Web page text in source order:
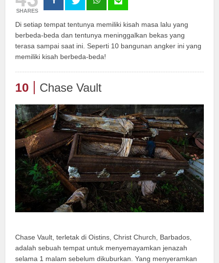
SHARES
Di setiap tempat tentunya memiliki kisah masa lalu yang
berbeda-beda dan tentunya meninggalkan bekas yang
terasa sampai saat ini. Seperti 10 bangunan angker ini yang
memiliki kisah berbeda-beda!
10 Chase Vault
Chase Vault, terletak di Oistins, Christ Church, Barbados,
adalah sebuah tempat untuk menyemayamkan jenazah
selama 1 malam sebelum dikuburkan. Yang menyeramkan